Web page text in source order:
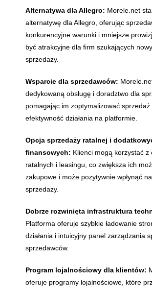
Alternatywa dla Allegro: Morele.net
alternatywę dla Allegro, oferując
konkurencyjne warunki i mniejsze
być atrakcyjne dla firm szukających
sprzedaży.
Wsparcie dla sprzedawców:
dedykowaną obsługę i doradztwo dla
pomagając im zoptymalizować sprzedaż
efektywność działania na platformie.
Opcja sprzedaży ratalnej i
finansowych: Klienci mogą korzystać z
ratalnych i leasingu, co zwiększa ich
zakupowe i może pozytywnie wpłynąć
sprzedaży.
Dobrze rozwinięta infrastruktura
Platforma oferuje szybkie ładowanie
działania i intuicyjny panel zarządzania
sprzedawców.
Program lojalnościowy dla klientów:
oferuje programy lojalnościowe, które